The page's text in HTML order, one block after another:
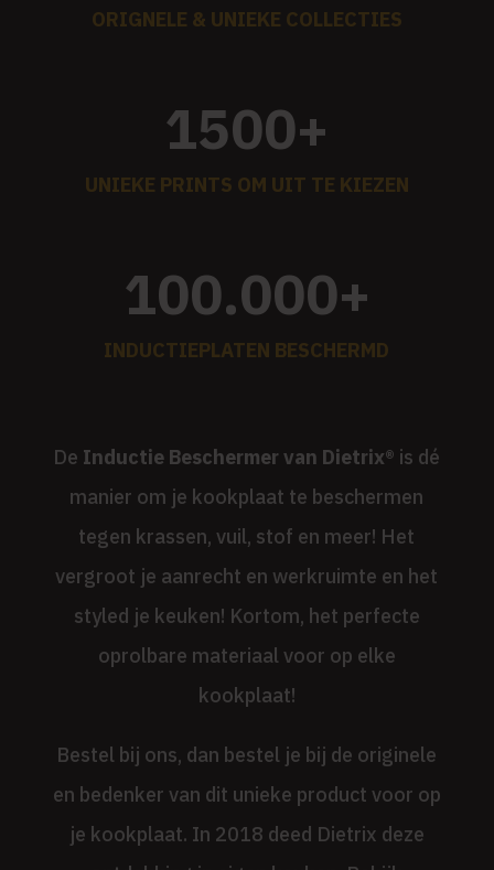
ORIGNELE & UNIEKE COLLECTIES
1500+
UNIEKE PRINTS OM UIT TE KIEZEN
100.000+
INDUCTIEPLATEN BESCHERMD
De Inductie Beschermer van Dietrix® is dé
manier om je kookplaat te beschermen
tegen krassen, vuil, stof en meer! Het
vergroot je aanrecht en werkruimte en het
styled je keuken! Kortom, het perfecte
oprolbare materiaal voor op elke
kookplaat!
Bestel bij ons, dan bestel je bij de originele
en bedenker van dit unieke product voor op
je kookplaat. In 2018 deed Dietrix deze